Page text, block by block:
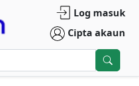
Log masuk
Cipta akaun